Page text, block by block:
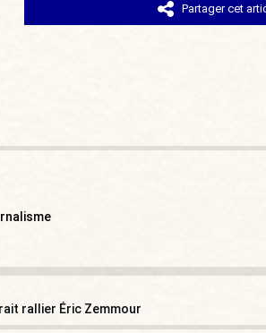
Partager cet
rallier Éric Zemmour